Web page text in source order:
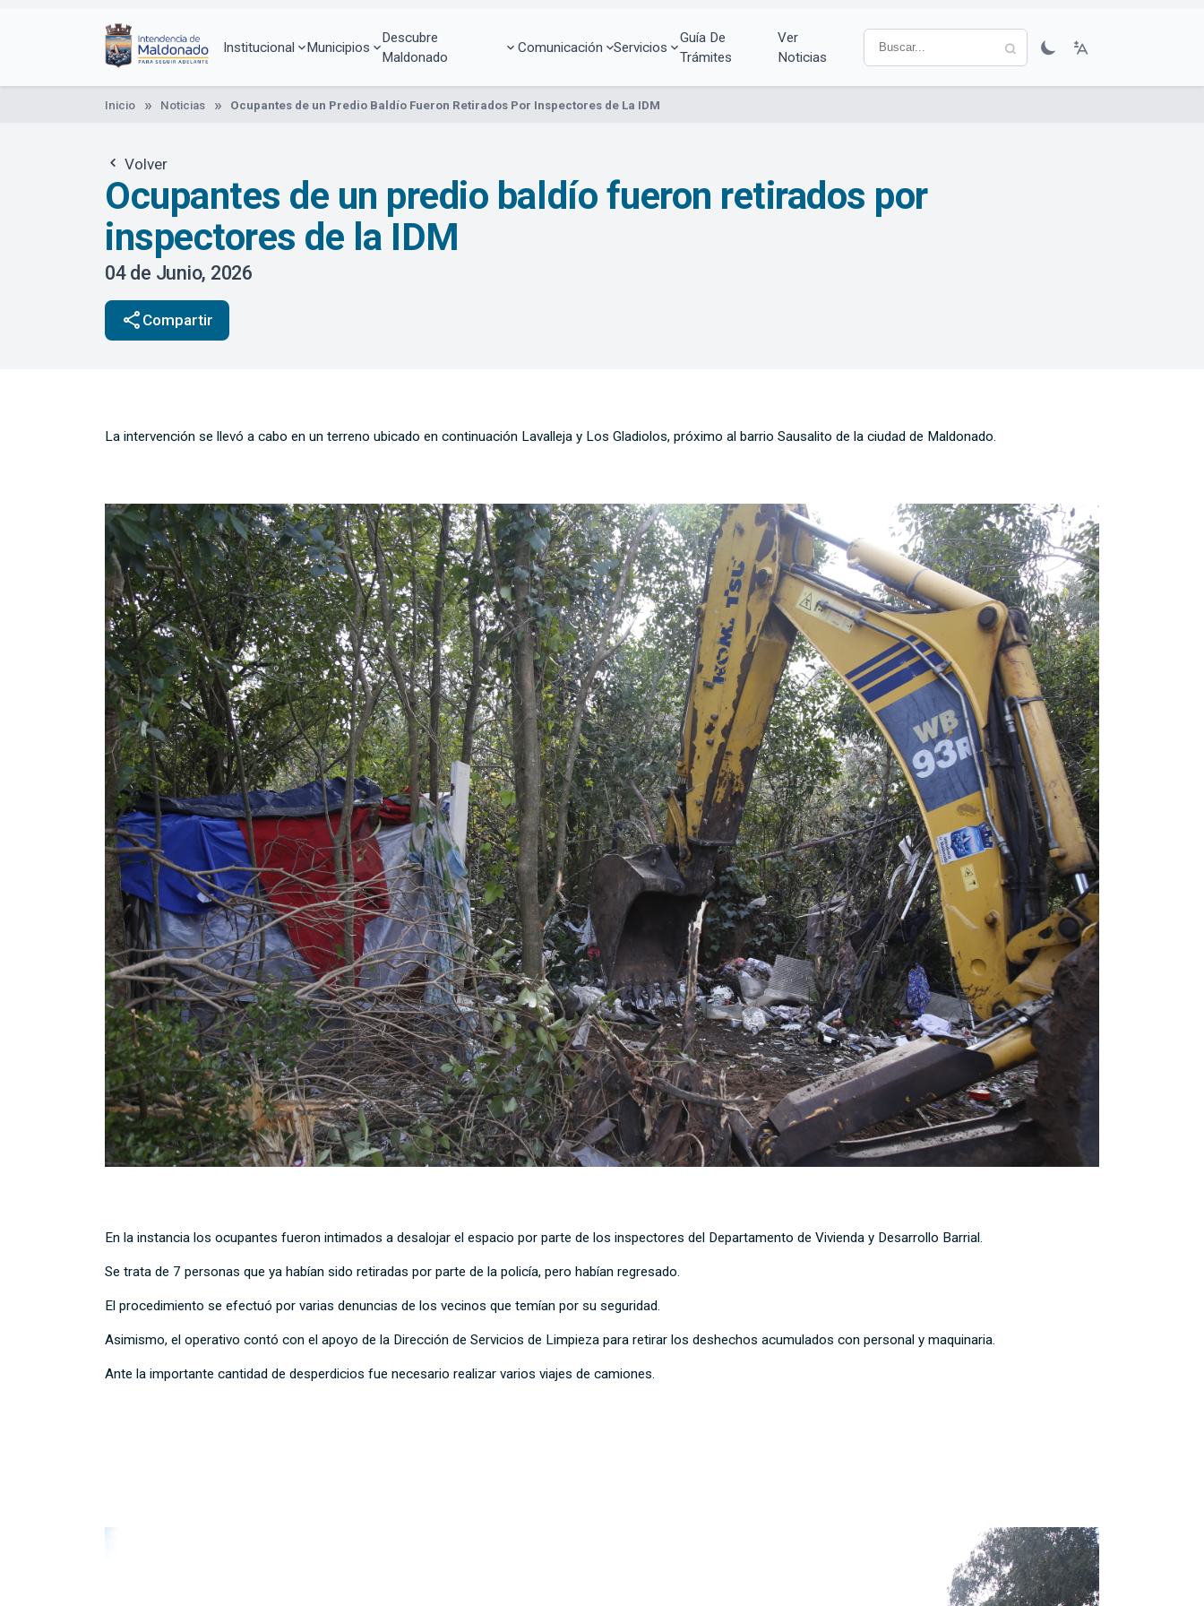
Institucional Municipios
Descubre
Maldonado
Comunicación Servicios
Guía De
Trámites
Ver
Noticias
Inicio Noticias Ocupantes de un Predio Baldío Fueron Retirados Por Inspectores de La IDM
Volver
Ocupantes de un predio baldío fueron retirados por
inspectores de la IDM
04 de Junio, 2026
share Compartir
La intervención se llevó a cabo en un terreno ubicado en continuación Lavalleja y Los Gladiolos, próximo al barrio Sausalito de la ciudad de Maldonado.
En la instancia los ocupantes fueron intimados a desalojar el espacio por parte de los inspectores del Departamento de Vivienda y Desarrollo Barrial.
Se trata de 7 personas que ya habían sido retiradas por parte de la policía, pero habían regresado.
El procedimiento se efectuó por varias denuncias de los vecinos que temían por su seguridad.
Asimismo, el operativo contó con el apoyo de la Dirección de Servicios de Limpieza para retirar los deshechos acumulados con personal y maquinaria.
Ante la importante cantidad de desperdicios fue necesario realizar varios viajes de camiones.